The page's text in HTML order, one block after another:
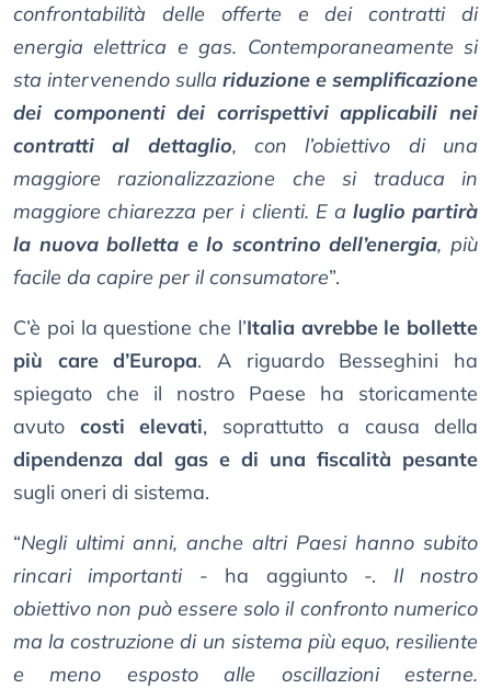
confrontabilità delle offerte e dei contratti di
energia elettrica e gas. Contemporaneamente si
sta intervenendo sulla riduzione e semplificazione
dei componenti dei corrispettivi applicabili nei
contratti al dettaglio, con l’obiettivo di una
maggiore razionalizzazione che si traduca in
maggiore chiarezza per i clienti. E a luglio partirà
la nuova bolletta e lo scontrino dell’energia, più
facile da capire per il consumatore”.
C’è poi la questione che l’Italia avrebbe le bollette
più care d’Europa. A riguardo Besseghini ha
spiegato che il nostro Paese ha storicamente
avuto costi elevati, soprattutto a causa della
dipendenza dal gas e di una fiscalità pesante
sugli oneri di sistema.
“Negli ultimi anni, anche altri Paesi hanno subito
rincari importanti- ha aggiunto -. Il nostro
obiettivo non può essere solo il confronto numerico
ma la costruzione di un sistema più equo, resiliente
e meno esposto alle oscillazioni esterne.